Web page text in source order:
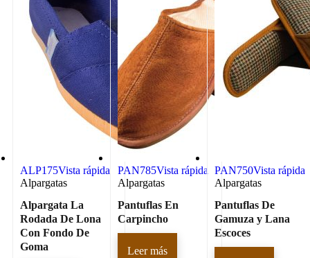
ALP175Vista rápida
Alpargatas
Alpargata La
Rodada De Lona
Con Fondo De
Goma
PAN785Vista rápida
Alpargatas
Pantuflas En
Carpincho
Leer más
PAN750Vista rápida
Alpargatas
Pantuflas De
Gamuza y Lana
Escoces